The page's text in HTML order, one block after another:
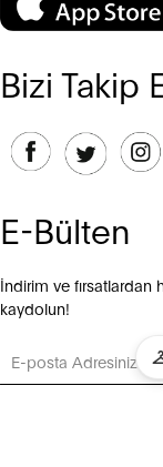
Bizi Takip
E-Bülten
İndirim ve
kaydolun!